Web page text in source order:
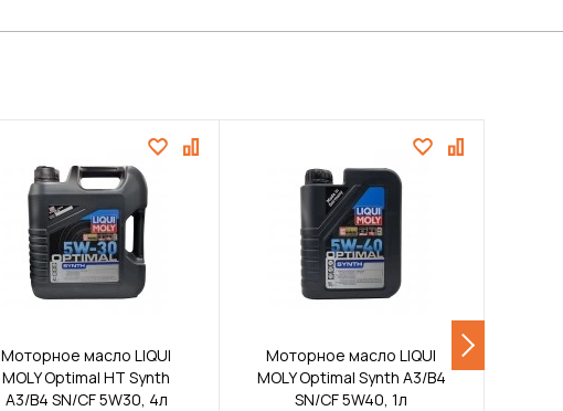
Моторное масло LIQUI
MOLY Optimal HT Synth
A3/B4 SN/CF 5W30, 4л
Моторное масло LIQUI
MOLY Optimal Synth A3/B4
SN/CF 5W40, 1л